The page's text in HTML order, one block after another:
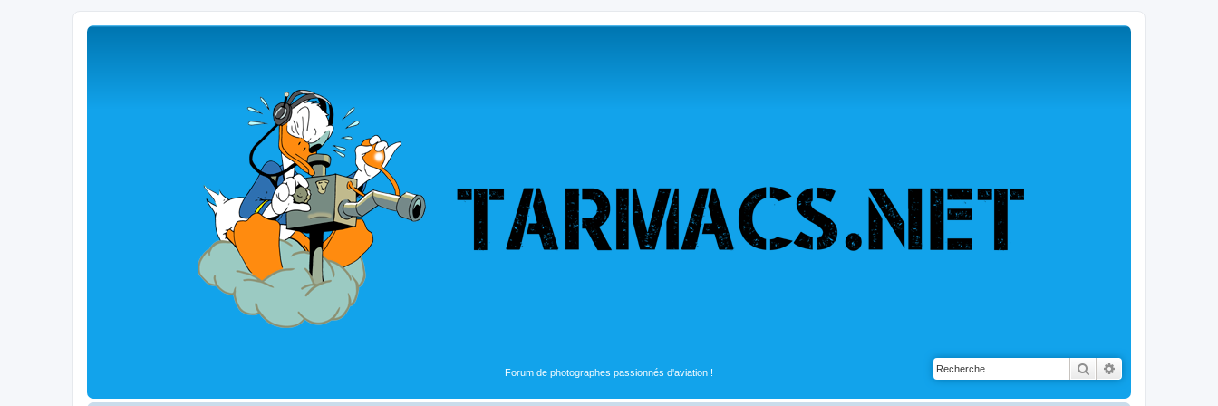
Forum de photographes passionnés d'aviation ! Rechercher